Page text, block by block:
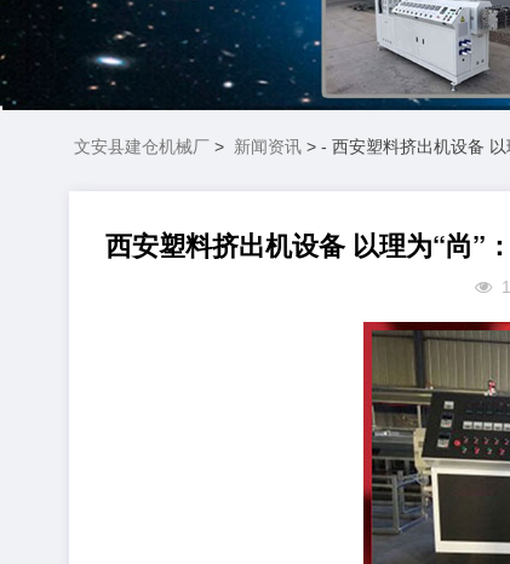
文安县建仓机械厂 > 新闻资讯 > - 西安塑料挤出机设备